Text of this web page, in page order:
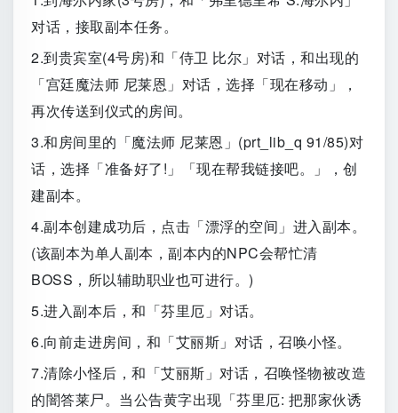
对话，接取副本任务。
2.到贵宾室(4号房)和「侍卫 比尔」对话，和出现的
「宫廷魔法师 尼莱恩」对话，选择「现在移动」，
再次传送到仪式的房间。
3.和房间里的「魔法师 尼莱恩」(prt_lib_q 91/85)对
话，选择「准备好了!」「现在帮我链接吧。」，创
建副本。
4.副本创建成功后，点击「漂浮的空间」进入副本。
(该副本为单人副本，副本内的NPC会帮忙清
BOSS，所以辅助职业也可进行。)
5.进入副本后，和「芬里厄」对话。
6.向前走进房间，和「艾丽斯」对话，召唤小怪。
7.清除小怪后，和「艾丽斯」对话，召唤怪物被改造
的闇答莱尸。当公告黄字出现「芬里厄: 把那家伙诱